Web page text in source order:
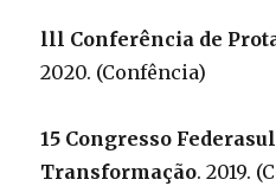
lll Conferência de
2020. (Confência)
15 Congresso
Transformação. 2019.